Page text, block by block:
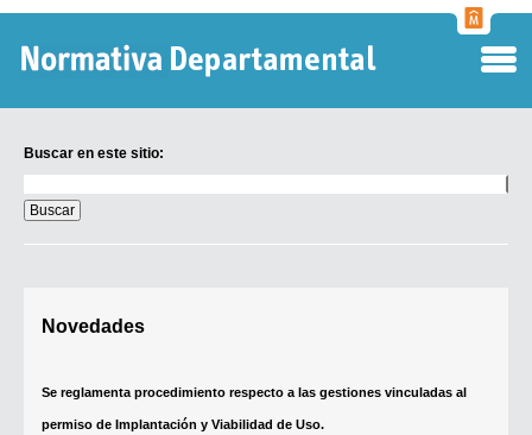
Buscar en este sitio:
en
este
sitio:
Novedades
Se reglamenta procedimiento respecto a las gestiones vinculadas al
permiso de Implantación y Viabilidad de Uso.